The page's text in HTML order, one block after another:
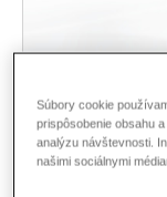
Montážna
DN25 DN 25
Súbory cookie
prispôsobenie obsahu
analýzu návštevnosti.
našimi sociálnymi